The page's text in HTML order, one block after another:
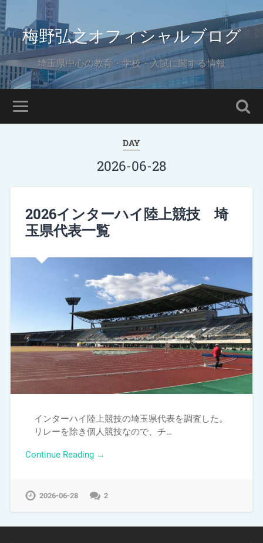
梅野弘之オフィシャルブログ
埼玉県中心の教育・学校・入試に関する情報
DAY
2026-06-28
2026インターハイ陸上競技 埼
玉県代表一覧
インターハイ陸上競技の埼玉県代表を調査した。
リレーを除き個人競技なので、チ…
Continue Reading →
2026-06-28 2